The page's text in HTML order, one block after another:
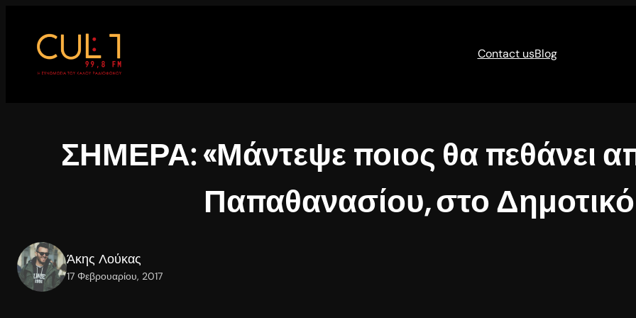
περιεχόμενο
Contact usBlog
ΣΗΜΕΡΑ: «Μάντεψε ποιος θα πεθάνει
Παπαθανασίου, στο
Άκης Λούκας
17 Φεβρουαρίου, 2017